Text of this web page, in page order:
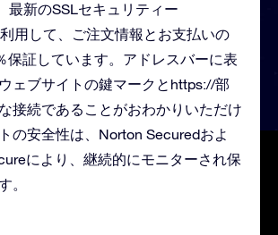
最新のSSLセキュリティー
利用して、ご注文情報とお支払いの
保証しています。アドレスバーに表
ェブサイトの鍵マークとhttps://部
接続であることがおわかりいただけ
の安全性は、Norton Securedおよ
により、継続的にモニターされ保
。